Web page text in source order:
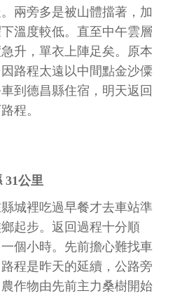
兩旁多是被山體擋著，加
溫度較低。直至中午雲層
升，單衣上陣足矣。原本
路程太遠以中間點金沙僳
到德昌縣住宿，明天返回
程。
31公里
城裡吃過早餐才去車站準
起步。返回過程十分順
個小時。先前擔心難找車
程是昨天的延續，公路旁
作物由先前主力桑樹開始